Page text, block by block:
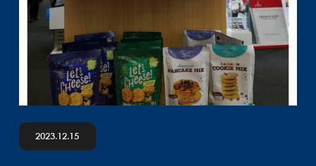
2023.12.15